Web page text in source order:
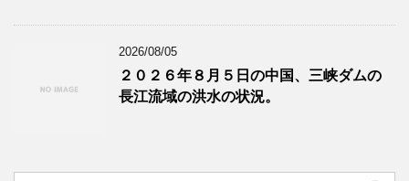
2026/08/05
２０２６年８月５日の中国、三峡ダムの
長江流域の洪水の状況。